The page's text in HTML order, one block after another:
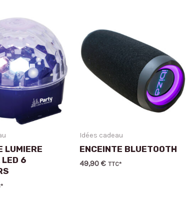
LUMIERE
LED 6
Idées cadeau
ENCEINTE BLUETOOTH
49,90€ TTC*